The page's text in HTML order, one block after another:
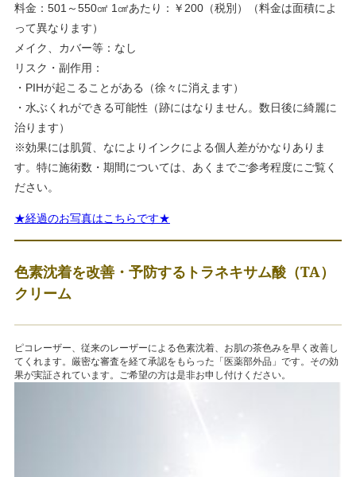
料金：501～550㎠ 1㎠あたり：￥200（税別）（料金は面積によ
って異なります）
メイク、カバー等：なし
リスク・副作用：
・PIHが起こることがある（徐々に消えます）
・水ぶくれができる可能性（跡にはなりません。数日後に綺麗に
治ります）
※効果には肌質、なによりインクによる個人差がかなりありま
す。特に施術数・期間については、あくまでご参考程度にご覧く
ださい。
★経過のお写真はこちらです★
色素沈着を改善・予防するトラネキサム酸（TA）
クリーム
ピコレーザー、従来のレーザーによる色素沈着、お肌の茶色みを早く改善し
てくれます。厳密な審査を経て承認をもらった「医薬部外品」です。その効
果が実証されています。ご希望の方は是非お申し付けください。